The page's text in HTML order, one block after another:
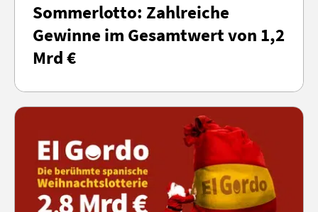
Sommerlotto: Zahlreiche
Gewinne im Gesamtwert von 1,2
Mrd €